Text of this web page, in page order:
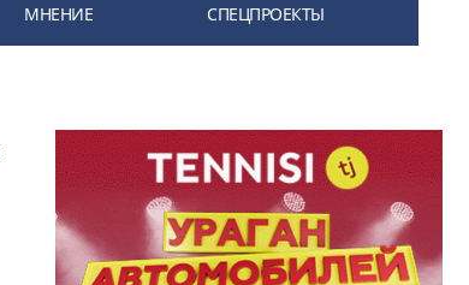
МНЕНИЕ СПЕЦПРОЕКТЫ